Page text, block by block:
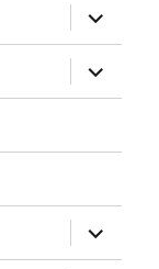
öffnen
öffnen
öffnen